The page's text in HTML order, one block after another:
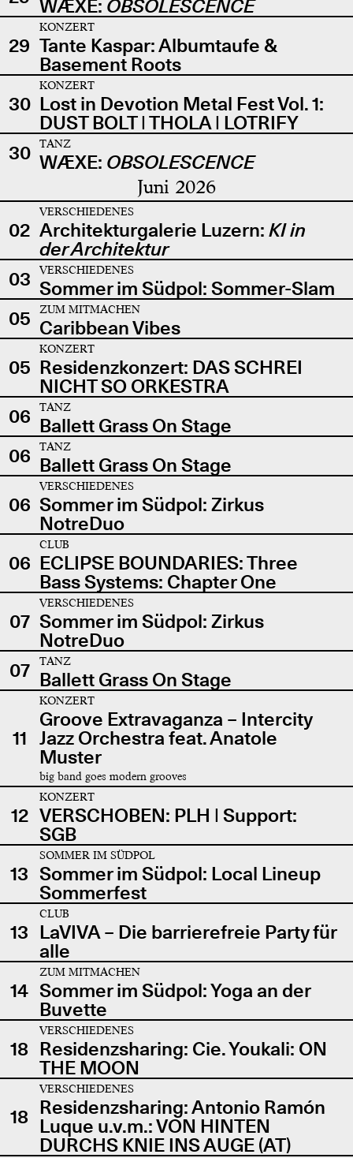
WÆXE: OBSOLESCENCE
29
KONZERT
Tante Kaspar: Albumtaufe &
Basement Roots
30
KONZERT
Lost in Devotion Metal Fest Vol. 1:
DUST BOLT | THOLA | LOTRIFY
30
TANZ
WÆXE: OBSOLESCENCE
Juni 2026
02
VERSCHIEDENES
Architekturgalerie Luzern: KI in
der Architektur
03
VERSCHIEDENES
Sommer im Südpol: Sommer-Slam
05
ZUM MITMACHEN
Caribbean Vibes
05
KONZERT
Residenzkonzert: DAS SCHREI
NICHT SO ORKESTRA
06
TANZ
Ballett Grass On Stage
06
TANZ
Ballett Grass On Stage
06
VERSCHIEDENES
Sommer im Südpol: Zirkus
NotreDuo
06
CLUB
ECLIPSE BOUNDARIES: Three
Bass Systems: Chapter One
07
VERSCHIEDENES
Sommer im Südpol: Zirkus
NotreDuo
07
TANZ
Ballett Grass On Stage
11
KONZERT
Groove Extravaganza – Intercity
Jazz Orchestra feat. Anatole
Muster
big band goes modern grooves
12
KONZERT
VERSCHOBEN: PLH | Support:
SGB
13
SOMMER IM SÜDPOL
Sommer im Südpol: Local Lineup
Sommerfest
13
CLUB
LaVIVA – Die barrierefreie Party für
alle
14
ZUM MITMACHEN
Sommer im Südpol: Yoga an der
Buvette
18
VERSCHIEDENES
Residenzsharing: Cie. Youkali: ON
THE MOON
18
VERSCHIEDENES
Residenzsharing: Antonio Ramón
Luque u.v.m.: VON HINTEN
DURCHS KNIE INS AUGE (AT)